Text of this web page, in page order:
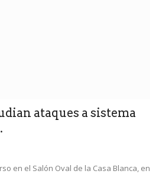
ataques a sistema
en el Salón Oval de la Casa Blanca, en